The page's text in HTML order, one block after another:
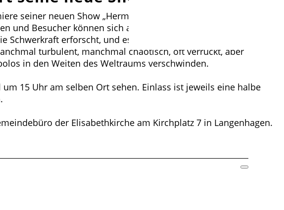
seiner neuen Show „Hermine macht AH! – Wissen aus dem
und Besucher können sich auf eine Wissenschaftsshow
erforscht, und es ist auch mit einem Besuch bei
turbulent, manchmal chaotisch, oft verrückt, aber
in den Weiten des Weltraums verschwinden.
15 Uhr am selben Ort sehen. Einlass ist jeweils eine halbe
der Elisabethkirche am Kirchplatz 7 in Langenhagen.